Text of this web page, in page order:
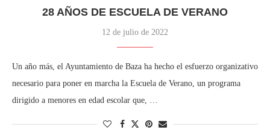
28 AÑOS DE ESCUELA DE VERANO
12 de julio de 2022
Un año más, el Ayuntamiento de Baza ha hecho el esfuerzo organizativo
necesario para poner en marcha la Escuela de Verano, un programa
dirigido a menores en edad escolar que, …